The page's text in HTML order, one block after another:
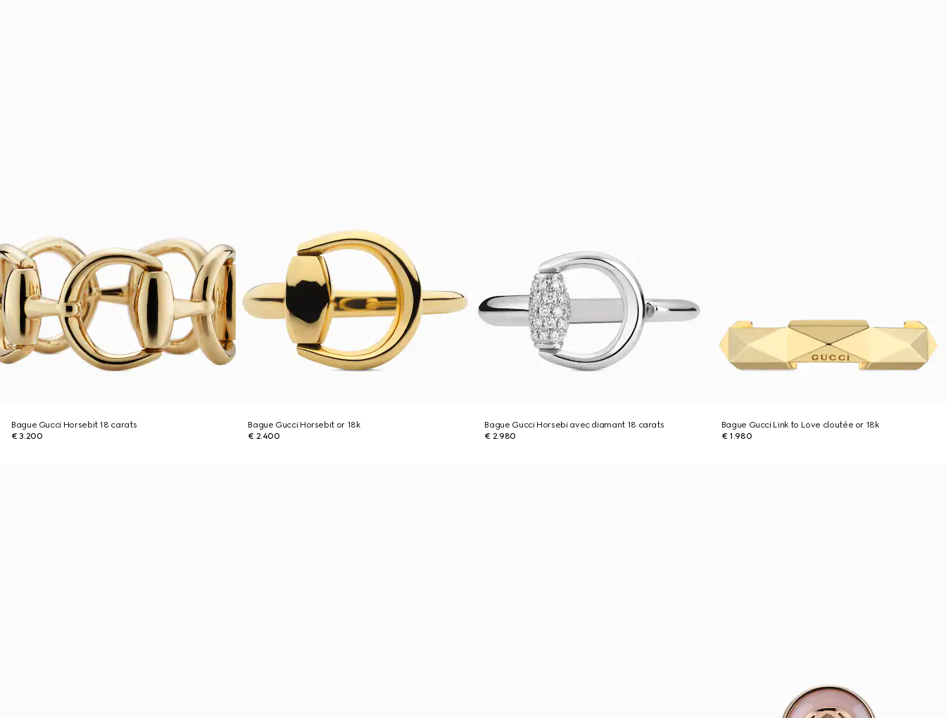
Bague Gucci Horsebit 18 carats
€ 3.200
Bague Gucci Horsebit or 18k
€ 2.400
Bague Gucci Horsebi avec diamant 18 carats
€ 2.980
Bague Gucci Link to Love cloutée or 18k
€ 1.980